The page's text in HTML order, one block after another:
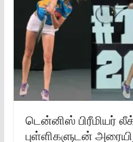
டென்னிஸ் பிரீமியர்
புள்ளிகளுடன்